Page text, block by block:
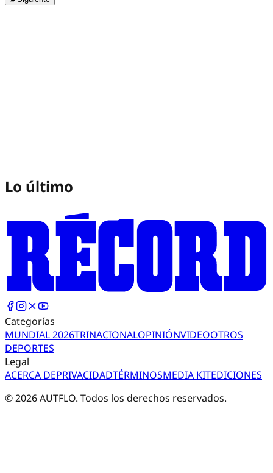
Lo último
Categorías
MUNDIAL 2026TRINACIONALOPINIÓNVIDEOOTROS
DEPORTES
Legal
ACERCA DEPRIVACIDADTÉRMINOSMEDIA KITEDICIONES
©2026AUTFLO. Todos los derechos reservados.